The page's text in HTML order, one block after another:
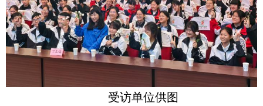
受访单位供图